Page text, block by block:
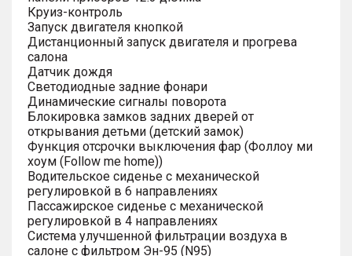
Круиз-контроль
Запуск двигателя кнопкой
Дистанционный запуск двигателя и прогрева
салона
Датчик дождя
Светодиодные задние фонари
Динамические сигналы поворота
Блокировка замков задних дверей от
открывания детьми (детский замок)
Функция отсрочки выключения фар (Фоллоу ми
хоум (Follow me home))
Водительское сиденье с механической
регулировкой в 6 направлениях
Пассажирское сиденье с механической
регулировкой в 4 направлениях
Система улучшенной фильтрации воздуха в
салоне с фильтром Эн-95 (N95)